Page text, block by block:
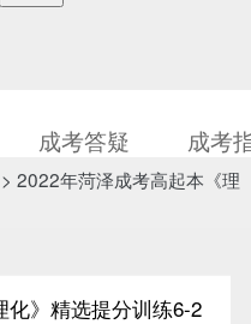
成考答疑 成考
> 2022年菏泽成考高起本《理
化》精选提分训练6-2